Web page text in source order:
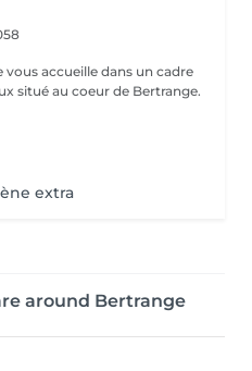
accueille dans un cadre
situé au coeur de Bertrange.
extra
around Bertrange